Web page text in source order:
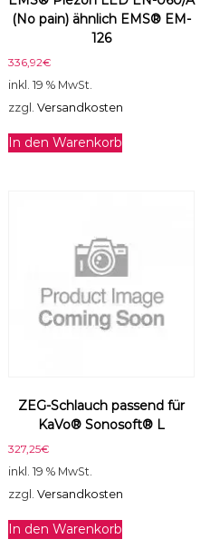
(No pain) ähnlich EMS® EM-
126
336,92€
inkl. 19 % MwSt.
zzgl. Versandkosten
In den Warenkorb
ZEG-Schlauch passend für
KaVo® Sonosoft® L
327,25€
inkl. 19 % MwSt.
zzgl. Versandkosten
In den Warenkorb